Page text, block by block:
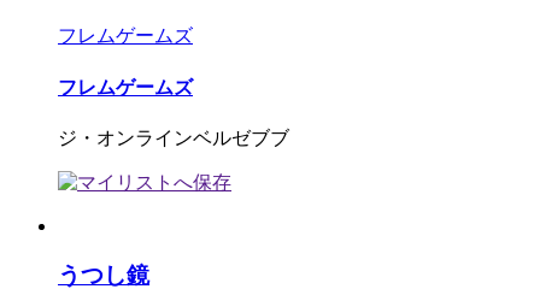
フレムゲームズ
フレムゲームズ
ジ・オンラインベルゼブブ
うつし鏡